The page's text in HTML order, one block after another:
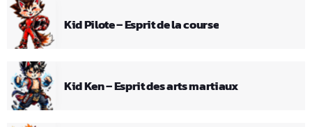
Kid Pilote – Esprit de la course
Kid Ken – Esprit des arts martiaux